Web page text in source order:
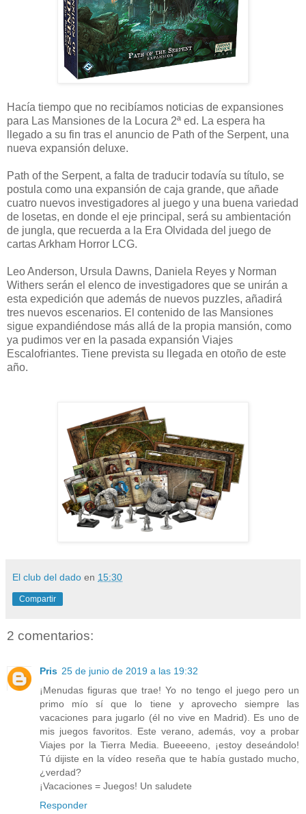
Hacía tiempo que no recibíamos noticias de expansiones
para Las Mansiones de la Locura 2ª ed. La espera ha
llegado a su fin tras el anuncio de Path of the Serpent, una
nueva expansión deluxe.
Path of the Serpent, a falta de traducir todavía su título, se
postula como una expansión de caja grande, que añade
cuatro nuevos investigadores al juego y una buena variedad
de losetas, en donde el eje principal, será su ambientación
de jungla, que recuerda a la Era Olvidada del juego de
cartas Arkham Horror LCG.
Leo Anderson, Ursula Dawns, Daniela Reyes y Norman
Withers serán el elenco de investigadores que se unirán a
esta expedición que además de nuevos puzzles, añadirá
tres nuevos escenarios. El contenido de las Mansiones
sigue expandiéndose más allá de la propia mansión, como
ya pudimos ver en la pasada expansión Viajes
Escalofriantes. Tiene prevista su llegada en otoño de este
año.
El club del dado en 15:30
Compartir
2 comentarios:
Pris 25 de junio de 2019 a las 19:32
¡Menudas figuras que trae! Yo no tengo el juego pero un
primo mío sí que lo tiene y aprovecho siempre las
vacaciones para jugarlo (él no vive en Madrid). Es uno de
mis juegos favoritos. Este verano, además, voy a probar
Viajes por la Tierra Media. Bueeeeno, ¡estoy deseándolo!
Tú dijiste en la vídeo reseña que te había gustado mucho,
¿verdad?
¡Vacaciones = Juegos! Un saludete
Responder